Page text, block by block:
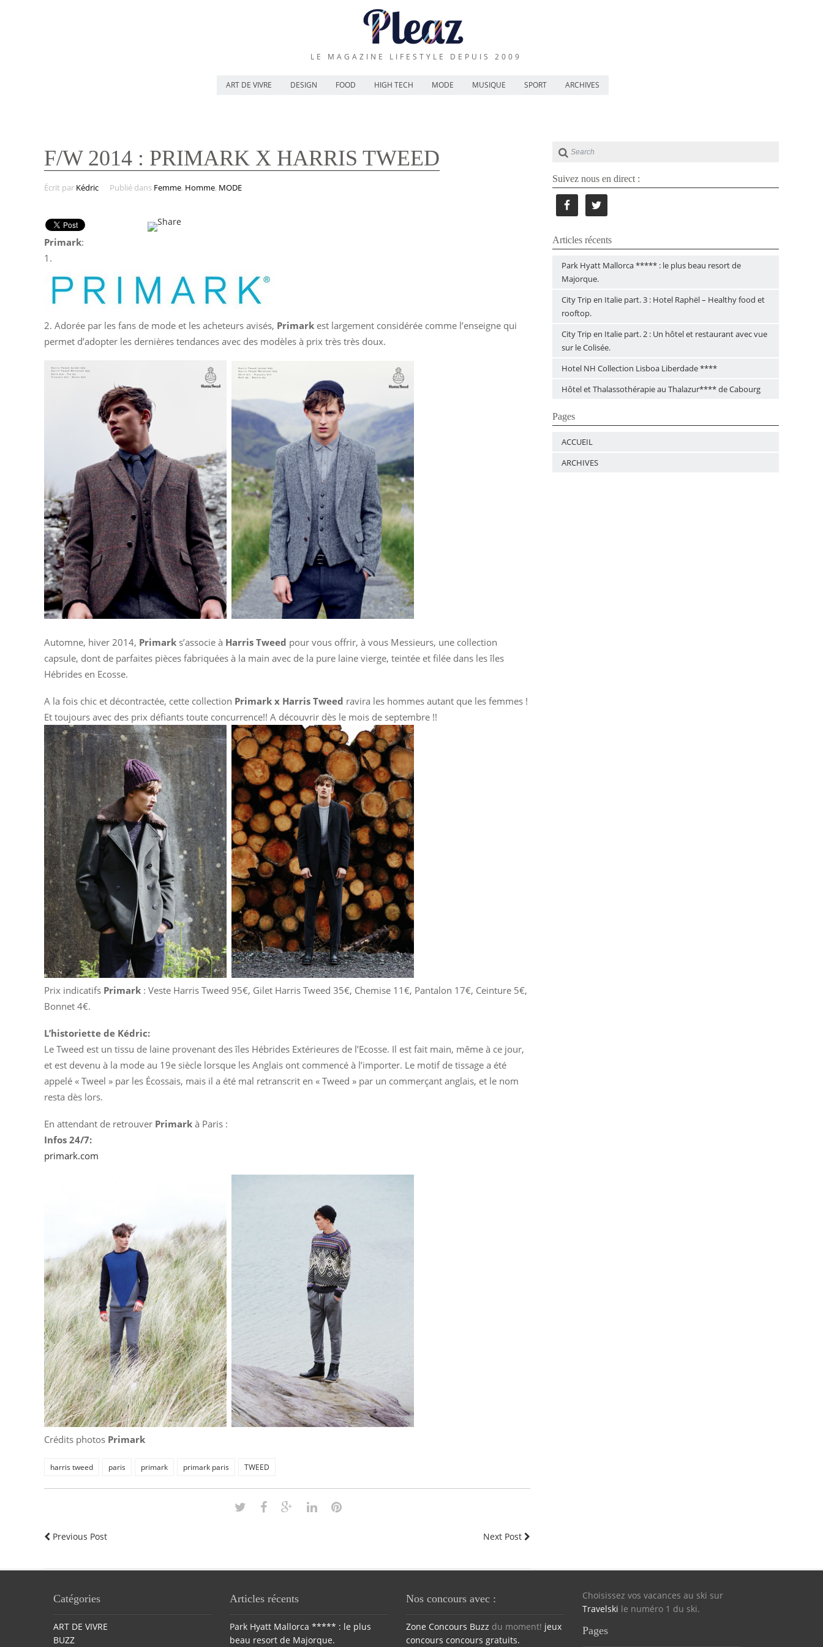
LE MAGAZINE LIFESTYLE DEPUIS 2009
ART DE VIVRE DESIGN FOOD HIGH TECH MODE MUSIQUE SPORT ARCHIVES
F/W 2014 : PRIMARK X HARRIS TWEED
Écrit par Kédric Publié dans Femme, Homme, MODE
Primark:
1.
2. Adorée par les fans de mode et les acheteurs avisés, Primark est largement considérée comme l’enseigne qui
permet d’adopter les dernières tendances avec des modèles à prix très très doux.
Automne, hiver 2014, Primark s’associe à Harris Tweed pour vous offrir, à vous Messieurs, une collection
capsule, dont de parfaites pièces fabriquées à la main avec de la pure laine vierge, teintée et filée dans les îles
Hébrides en Ecosse.
A la fois chic et décontractée, cette collection Primark x Harris Tweed ravira les hommes autant que les femmes !
Et toujours avec des prix défiants toute concurrence!! A découvrir dès le mois de septembre !!
Prix indicatifs Primark : Veste Harris Tweed 95€, Gilet Harris Tweed 35€, Chemise 11€, Pantalon 17€, Ceinture 5€,
Bonnet 4€.
L’historiette de Kédric:
Le Tweed est un tissu de laine provenant des îles Hébrides Extérieures de l’Ecosse. Il est fait main, même à ce jour,
et est devenu à la mode au 19e siècle lorsque les Anglais ont commencé à l’importer. Le motif de tissage a été
appelé « Tweel » par les Écossais, mais il a été mal retranscrit en « Tweed » par un commerçant anglais, et le nom
resta dès lors.
En attendant de retrouver Primark à Paris :
Infos 24/7:
primark.com
Crédits photos Primark
harris tweed paris primark primark paris TWEED
Previous Post Next Post
Suivez nous en direct :
Articles récents
Park Hyatt Mallorca ***** : le plus beau resort de
Majorque.
City Trip en Italie part. 3 : Hotel Raphël – Healthy food et
rooftop.
City Trip en Italie part. 2 : Un hôtel et restaurant avec vue
sur le Colisée.
Hotel NH Collection Lisboa Liberdade ****
Hôtel et Thalassothérapie au Thalazur**** de Cabourg
Pages
ACCUEIL
ARCHIVES
Catégories
ART DE VIVRE
BUZZ
Articles récents
Park Hyatt Mallorca ***** : le plus
beau resort de Majorque.
Nos concours avec :
Zone Concours Buzz du moment! jeux
concours concours gratuits.
Choisissez vos vacances au ski sur
Travelski le numéro 1 du ski.
Pages